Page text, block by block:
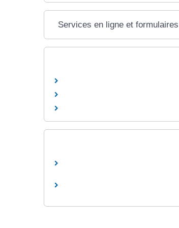
Services en ligne et formulaires